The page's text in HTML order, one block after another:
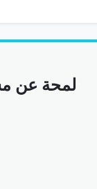
لمحة عن